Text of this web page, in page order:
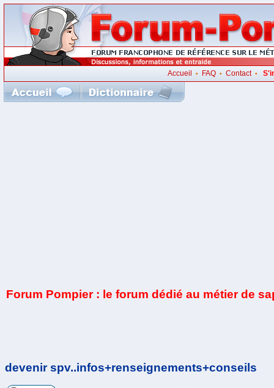
Accueil • FAQ• Contact•
Forum Pompier : le forum dédié au métier de
devenir spv..infos+renseignements+conseils